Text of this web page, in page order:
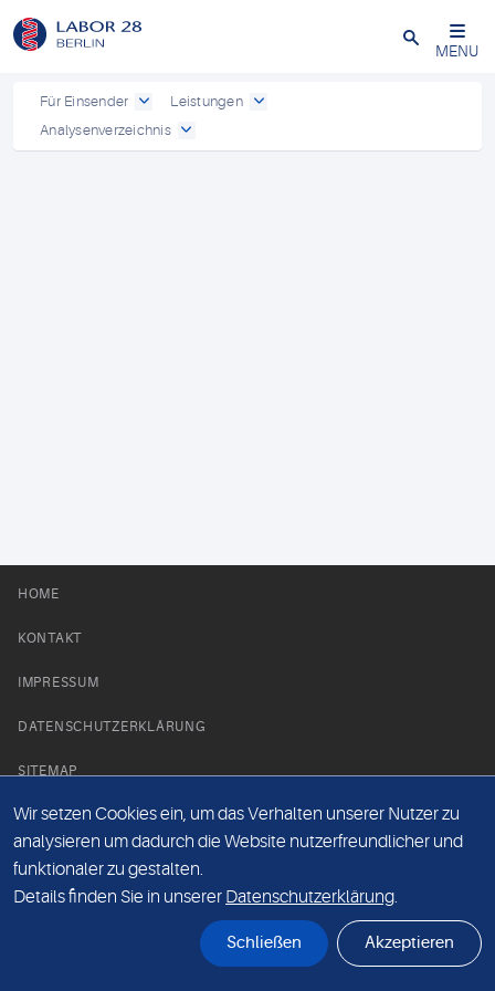
Schließen
MENU
Für Einsender
Leistungen
Analysenverzeichnis
HOME
KONTAKT
IMPRESSUM
DATENSCHUTZERKLÄRUNG
SITEMAP
NEWS PARTNER
Wir setzen Cookies ein, um das Verhalten unserer Nutzer zu
analysieren um dadurch die Website nutzerfreundlicher und
funktionaler zu gestalten.
Details finden Sie in unserer Datenschutzerklärung.
Schließen Akzeptieren